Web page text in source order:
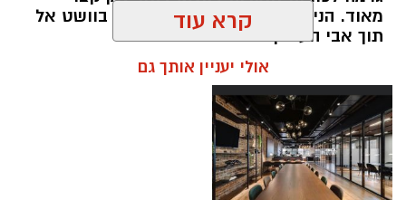
חשדם של השוטרים. לאחר מעקב סמוי נעצרו שני
חשודים (27,31) תושבי העיר ירושלים. ובחיפוש בכלי
הרכב נתפסו כ-5.5 ק"ג של חומרים החשודים
כסמים מסוכנים, 15,140 ש"ח במזומן, שבעה
טלפונים ניידים וכלי עישון. שני החשודים הועברו
לחקירה, ובית המשפט האריך את מעצר אחד
החשודים עד לתאריך 6.8.26.
מאוד. הניתוח הציל אותו מקרע חמור בוושט אל
תוך אבי העורקים״
קרא עוד
אולי יעניין אותך גם